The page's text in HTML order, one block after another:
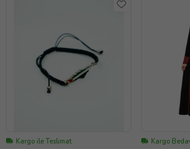
Kargo ile Teslimat Kargo